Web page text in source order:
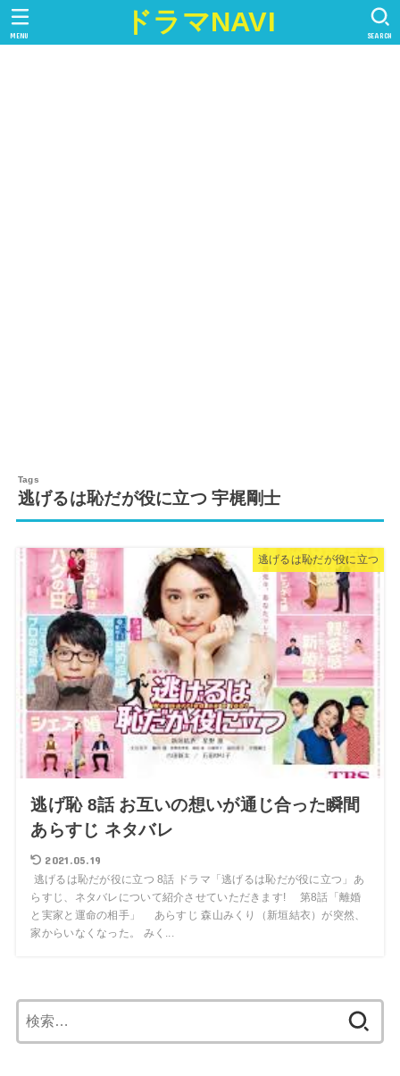
ドラマNAVI SEARCH
MENU
逃げるは恥だが役に立つ 宇梶剛士
逃げるは恥だが役に立つ
逃げ恥 8話 お互いの想いが通じ合った瞬間
あらすじ ネタバレ
2021.05.19
逃げるは恥だが役に立つ 8話 ドラマ「逃げるは恥だが役に立つ」あ
らすじ、ネタバレについて紹介させていただきます! 第8話「離婚
と実家と運命の相手」 あらすじ 森山みくり（新垣結衣）が突然、
家からいなくなった。 みく...
索: